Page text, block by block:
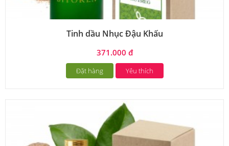
Tinh dầu Nhục Đậu Khấu
371.000 đ
Đặt hàng Yêu thích